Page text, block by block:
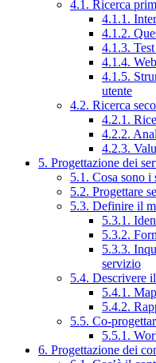
4.1. Ricerca
4.1.1.
4.1.2.
4.1.3.
4.1.4.
4.1.5.
utente
4.2. Ricerca
4.2.1.
4.2.2.
4.2.3.
5. Progettazione dei
5.1. Cosa sono i
5.2. Progettare
5.3. Definire il
5.3.1.
5.3.2.
5.3.3.
servizio
5.4. Descrivere
5.4.1.
5.4.2.
5.5. Co-
5.5.1.
6. Progettazione dei